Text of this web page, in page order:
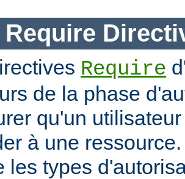
Require
Require
de la phase
qu'un
à une
les types